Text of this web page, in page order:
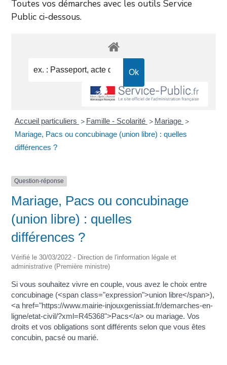
Toutes vos démarches avec les outils Service
Public ci-dessous.
Accueil particuliers > Famille - Scolarité > Mariage >
Mariage, Pacs ou concubinage (union libre) : quelles
différences ?
Question-réponse
Mariage, Pacs ou concubinage
(union libre) : quelles
différences ?
Vérifié le 30/03/2022 - Direction de l'information légale et
administrative (Première ministre)
Si vous souhaitez vivre en couple, vous avez le choix entre
concubinage (<span class="expression">union libre</span>),
<a href="https://www.mairie-injouxgenissiat.fr/demarches-en-
ligne/etat-civil/?xml=R45368">Pacs</a> ou mariage. Vos
droits et vos obligations sont différents selon que vous êtes
concubin, pacsé ou marié.